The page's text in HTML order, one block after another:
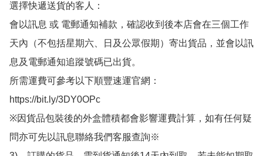
選擇快遞送貨的客人：
會以訊息 或 電郵通知補款，確認收到後本店會在三個工作
天內（不包括星期六、日及公眾假期）寄出貨品，並會以訊
息及電郵通知追蹤號碼已出貨。
所需運費可參考以下順豐速運官網：
https://bit.ly/3DY0OPc
※因貨品包裝後的外盒體積都會影響運費計算，如有任何疑
問亦可先以訊息聯絡我們客服查詢※